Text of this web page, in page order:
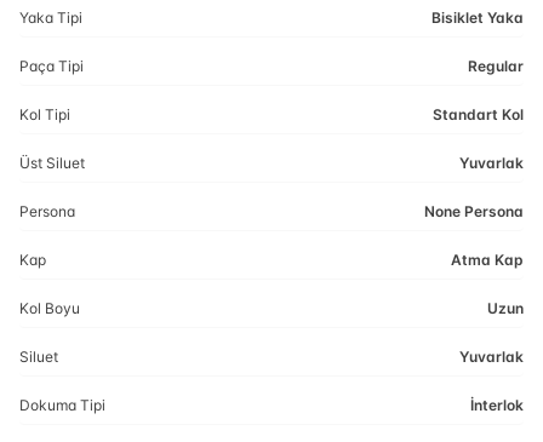
Yaka Tipi Bisiklet Yaka
Paça Tipi Regular
Kol Tipi Standart Kol
Üst Siluet Yuvarlak
Persona None Persona
Kap Atma Kap
Kol Boyu Uzun
Siluet Yuvarlak
Dokuma Tipi İnterlok